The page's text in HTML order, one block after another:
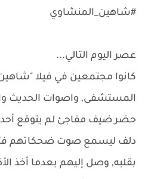
#شاهين_المنشاوي
عصر اليوم التالي...
كانوا مجتمعين في فيلا
المستشفى, واصوات الحديث
حضر ضيف مفاجئ لم يتوقع أحد
دلف ليسمع صوت ضحكاتهم
بقلبه, وصل إليهم بعدما أخذ